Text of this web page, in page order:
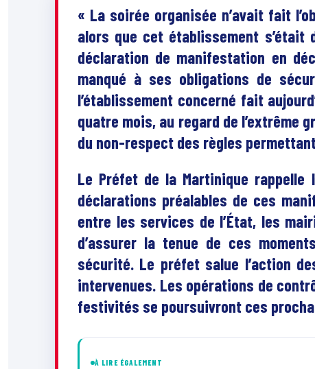
« La soirée organisée n’avait fait
alors que cet établissement
déclaration de manifestation en
manqué à ses obligations de
l’établissement concerné fait
quatre mois, au regard de
du non-respect des règles
Le Préfet de la Martinique rappelle
déclarations préalables de ces
entre les services de l’État, les
d’assurer la tenue de ces
sécurité. Le préfet salue l’action
intervenues. Les opérations de
festivités se poursuivront ces
À LIRE ÉGALEMENT